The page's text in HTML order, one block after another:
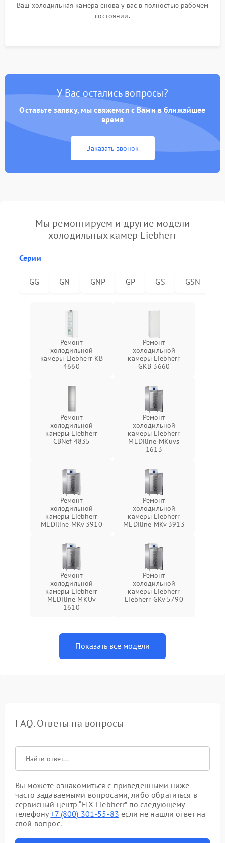
Ваш холодильная камера снова у вас в полностью рабочем
состоянии.
У Вас остались вопросы?
Оставьте заявку, мы свяжемся с Вами в ближайшее
время
Заказать звонок
Мы ремонтируем и другие модели
холодильных камер Liebherr
Серии
GG GN GNP GP GS GSN
Ремонт
холодильной
камеры Liebherr KB
4660
Ремонт
холодильной
камеры Liebherr
GKB 3660
Ремонт
холодильной
камеры Liebherr
CBNef 4835
Ремонт
холодильной
камеры Liebherr
MEDiline MKuvs
1613
Ремонт
холодильной
камеры Liebherr
MEDiline MKv 3910
Ремонт
холодильной
камеры Liebherr
MEDiline MKv 3913
Ремонт
холодильной
камеры Liebherr
MEDiline MKUv
1610
Ремонт
холодильной
камеры Liebherr
Liebherr GKv 5790
Показать все модели
FAQ. Ответы на вопросы
Вы можете ознакомиться с приведенными ниже
часто задаваемыми вопросами, либо обратиться в
сервисный центр “FIX-Liebherr” по следующему
телефону+7 (800) 301-55-83 если не нашли ответ на
свой вопрос.